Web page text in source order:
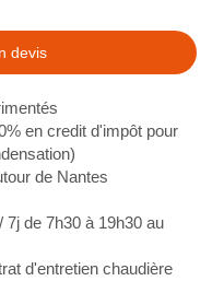
devis
en credit d'impôt pour
de Nantes
7j de 7h30 à 19h30 au
d'entretien chaudière